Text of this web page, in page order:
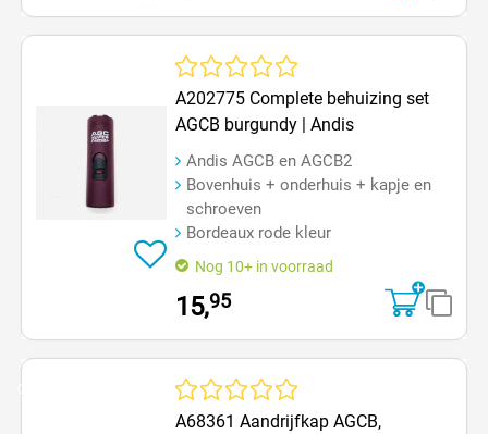
A202775 Complete behuizing set
AGCB burgundy | Andis
Andis AGCB en AGCB2
Bovenhuis + onderhuis + kapje en
schroeven
Bordeaux rode kleur
Nog 10+ in voorraad
15,95
Op=Op
Gemiddelde waardering van 0 van 5 sterren
A68361 Aandrijfkap AGCB,